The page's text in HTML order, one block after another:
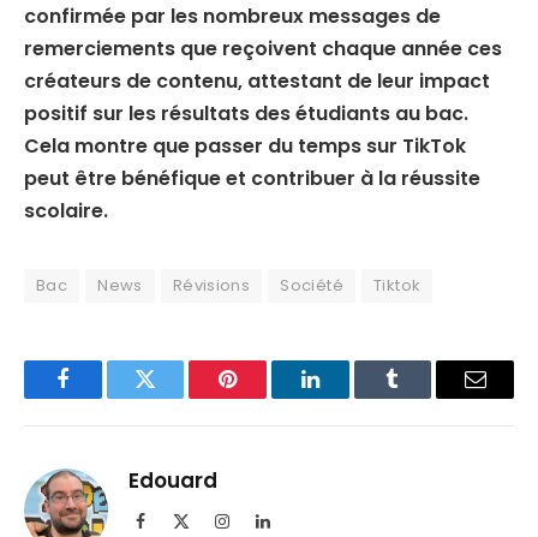
confirmée par les nombreux messages de
remerciements que reçoivent chaque année ces
créateurs de contenu, attestant de leur impact
positif sur les résultats des étudiants au bac.
Cela montre que passer du temps sur TikTok
peut être bénéfique et contribuer à la réussite
scolaire.
Bac News Révisions Société Tiktok
FacebookTwitter Pinterest LinkedInTumblr Email
Edouard
Facebook InstagramLinkedIn